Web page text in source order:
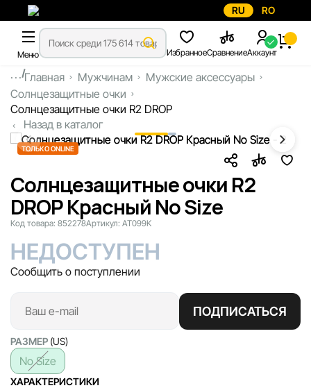
RU RO
Меню ИзбранноеСравнениеАккаунт
...Главная Мужчинам
Мужские аксессуары
Солнцезащитные очки
Солнцезащитные очки R2 DROP
Назад в каталог
ТОЛЬКО ONLINE
Солнцезащитные очки R2
DROP Красный No Size
Код товара: 852278Артикул: AT099K
НЕДОСТУПЕН
Сообщить о поступлении
ПОДПИСАТЬСЯ
РАЗМЕР (US)
No Size
ХАРАКТЕРИСТИКИ